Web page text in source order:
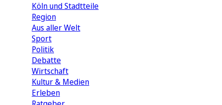
Köln und Stadtteile
Region
Aus aller Welt
Sport
Politik
Debatte
Wirtschaft
Kultur & Medien
Erleben